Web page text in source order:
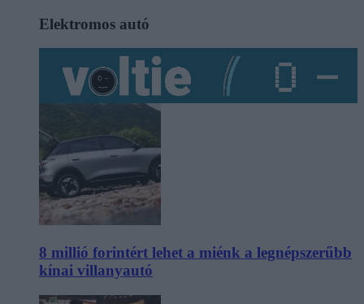
Elektromos autó
8 millió forintért lehet a miénk a legnépszerűbb
kínai villanyautó